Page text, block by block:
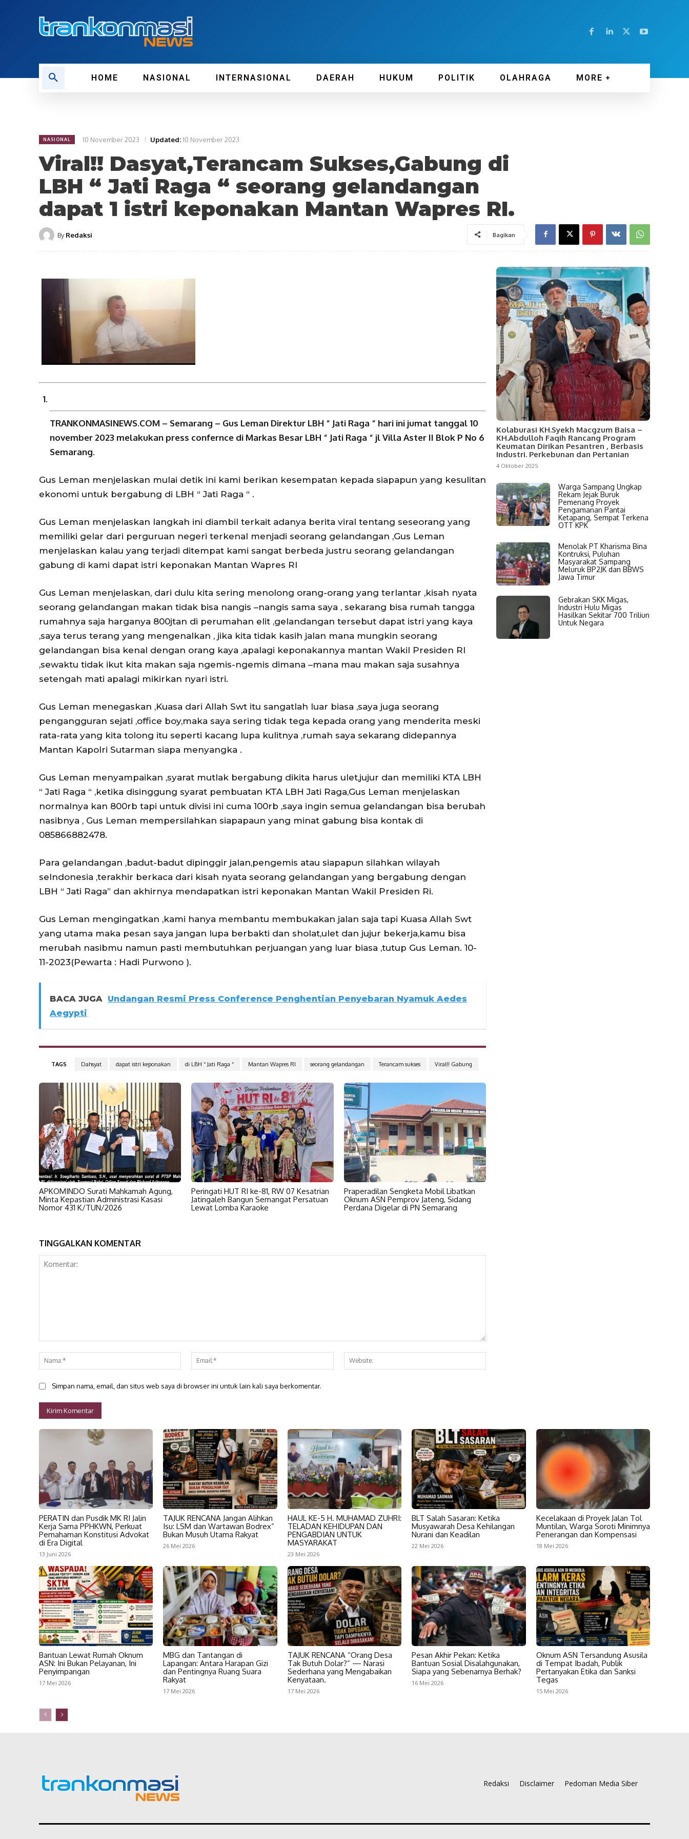
HOME NASIONAL INTERNASIONAL DAERAH HUKUM POLITIK OLAHRAGA MORE
NASIONAL 10 November 2023 Updated:10 November 2023
Viral!! Dasyat,Terancam Sukses,Gabung di
LBH “ Jati Raga “ seorang gelandangan
dapat 1 istri keponakan Mantan Wapres RI.
By Redaksi Bagikan
TRANKONMASINEWS.COM – Semarang – Gus Leman Direktur LBH “ Jati Raga “ hari ini jumat tanggal 10
november 2023 melakukan press confernce di Markas Besar LBH “ Jati Raga “ jl Villa Aster II Blok P No 6
Semarang.
Gus Leman menjelaskan mulai detik ini kami berikan kesempatan kepada siapapun yang kesulitan
ekonomi untuk bergabung di LBH “ Jati Raga “ .
Gus Leman menjelaskan langkah ini diambil terkait adanya berita viral tentang seseorang yang
memiliki gelar dari perguruan negeri terkenal menjadi seorang gelandangan ,Gus Leman
menjelaskan kalau yang terjadi ditempat kami sangat berbeda justru seorang gelandangan
gabung di kami dapat istri keponakan Mantan Wapres RI
Gus Leman menjelaskan, dari dulu kita sering menolong orang-orang yang terlantar ,kisah nyata
seorang gelandangan makan tidak bisa nangis –nangis sama saya , sekarang bisa rumah tangga
rumahnya saja harganya 800jtan di perumahan elit ,gelandangan tersebut dapat istri yang kaya
,saya terus terang yang mengenalkan , jika kita tidak kasih jalan mana mungkin seorang
gelandangan bisa kenal dengan orang kaya ,apalagi keponakannya mantan Wakil Presiden RI
,sewaktu tidak ikut kita makan saja ngemis-ngemis dimana –mana mau makan saja susahnya
setengah mati apalagi mikirkan nyari istri.
Gus Leman menegaskan ,Kuasa dari Allah Swt itu sangatlah luar biasa ,saya juga seorang
pengangguran sejati ,office boy,maka saya sering tidak tega kepada orang yang menderita meski
rata-rata yang kita tolong itu seperti kacang lupa kulitnya ,rumah saya sekarang didepannya
Mantan Kapolri Sutarman siapa menyangka .
Gus Leman menyampaikan ,syarat mutlak bergabung dikita harus ulet,jujur dan memiliki KTA LBH
“ Jati Raga “ ,ketika disinggung syarat pembuatan KTA LBH Jati Raga,Gus Leman menjelaskan
normalnya kan 800rb tapi untuk divisi ini cuma 100rb ,saya ingin semua gelandangan bisa berubah
nasibnya , Gus Leman mempersilahkan siapapaun yang minat gabung bisa kontak di
085866882478.
Para gelandangan ,badut-badut dipinggir jalan,pengemis atau siapapun silahkan wilayah
seIndonesia ,terakhir berkaca dari kisah nyata seorang gelandangan yang bergabung dengan
LBH “ Jati Raga” dan akhirnya mendapatkan istri keponakan Mantan Wakil Presiden Ri.
Gus Leman mengingatkan ,kami hanya membantu membukakan jalan saja tapi Kuasa Allah Swt
yang utama maka pesan saya jangan lupa berbakti dan sholat,ulet dan jujur bekerja,kamu bisa
merubah nasibmu namun pasti membutuhkan perjuangan yang luar biasa ,tutup Gus Leman. 10-
11-2023(Pewarta : Hadi Purwono ).
BACA JUGA Undangan Resmi Press Conference Penghentian Penyebaran Nyamuk Aedes
Aegypti
TAGS Dahsyat dapat istri keponakan di LBH “ Jati Raga “ Mantan Wapres RI seorang gelandangan Terancam sukses Viral!! Gabung
APKOMINDO Surati Mahkamah Agung,
Minta Kepastian Administrasi Kasasi
Nomor 431 K/TUN/2026
Peringati HUT RI ke-81, RW 07 Kesatrian
Jatingaleh Bangun Semangat Persatuan
Lewat Lomba Karaoke
Praperadilan Sengketa Mobil Libatkan
Oknum ASN Pemprov Jateng, Sidang
Perdana Digelar di PN Semarang
TINGGALKAN KOMENTAR
Nama:*
Email:*
Simpan nama, email, dan situs web saya di browser ini untuk lain kali saya berkomentar.
Kolaburasi KH.Syekh Macgzum Baisa –
KH.Abdulloh Faqih Rancang Program
Keumatan Dirikan Pesantren , Berbasis
Industri. Perkebunan dan Pertanian
4 Oktober 2025
Warga Sampang Ungkap
Rekam Jejak Buruk
Pemenang Proyek
Pengamanan Pantai
Ketapang, Sempat Terkena
OTT KPK
Menolak PT Kharisma Bina
Kontruksi, Puluhan
Masyarakat Sampang
Meluruk BP2JK dan BBWS
Jawa Timur
Gebrakan SKK Migas,
Industri Hulu Migas
Hasilkan Sekitar 700 Triliun
Untuk Negara
PERATIN dan Pusdik MK RI Jalin
Kerja Sama PPHKWN, Perkuat
Pemahaman Konstitusi Advokat
di Era Digital
13 Juni 2026
TAJUK RENCANA Jangan Alihkan
Isu: LSM dan Wartawan Bodrex”
Bukan Musuh Utama Rakyat
26 Mei 2026
HAUL KE-5 H. MUHAMAD ZUHRI:
TELADAN KEHIDUPAN DAN
PENGABDIAN UNTUK
MASYARAKAT
23 Mei 2026
BLT Salah Sasaran: Ketika
Musyawarah Desa Kehilangan
Nurani dan Keadilan
22 Mei 2026
Kecelakaan di Proyek Jalan Tol
Muntilan, Warga Soroti Minimnya
Penerangan dan Kompensasi
18 Mei 2026
Bantuan Lewat Rumah Oknum
ASN: Ini Bukan Pelayanan, Ini
Penyimpangan
17 Mei 2026
MBG dan Tantangan di
Lapangan: Antara Harapan Gizi
dan Pentingnya Ruang Suara
Rakyat
17 Mei 2026
TAJUK RENCANA “Orang Desa
Tak Butuh Dolar?” — Narasi
Sederhana yang Mengabaikan
Kenyataan.
17 Mei 2026
Pesan Akhir Pekan: Ketika
Bantuan Sosial Disalahgunakan,
Siapa yang Sebenarnya Berhak?
16 Mei 2026
Oknum ASN Tersandung Asusila
di Tempat Ibadah, Publik
Pertanyakan Etika dan Sanksi
Tegas
15 Mei 2026
Redaksi Disclaimer Pedoman Media Siber